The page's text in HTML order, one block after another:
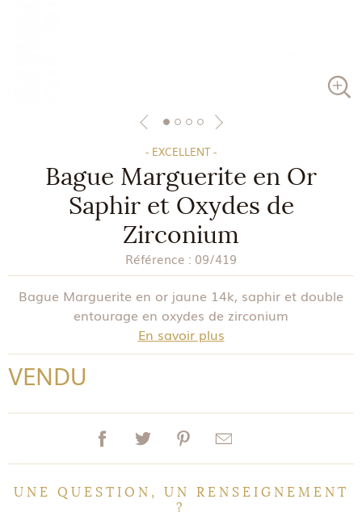
- EXCELLENT -
Bague Marguerite en Or
Saphir et Oxydes de
Zirconium
Référence : 09/419
Bague Marguerite en or jaune 14k, saphir et double
entourage en oxydes de zirconium
En savoir plus
VENDU
UNE QUESTION, UN RENSEIGNEMENT
?